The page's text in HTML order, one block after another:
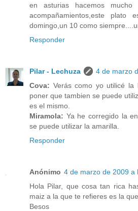
en asturias hacemos
acompañamientos,este
domingo,un 10 como
Responder
Pilar - Lechuza
4 de marzo
Cova: Verás como yo utilicé
poner que tambien se puede
es el mismo.
Miramola: Ya he corregido la
se puede utilizar la amarilla.
Responder
Anónimo 4 de marzo de 2009 a
Hola Pilar, que cosa tan rica
maiz a la que te refieres es la
Besos